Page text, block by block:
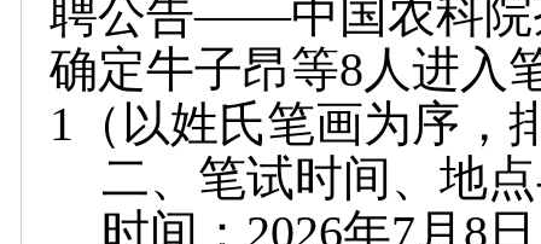
聘公告——中国农科院
确定牛子昂等8人进入
1（以姓氏笔画为序，
二、笔试时间、地
时间：2026年7月8